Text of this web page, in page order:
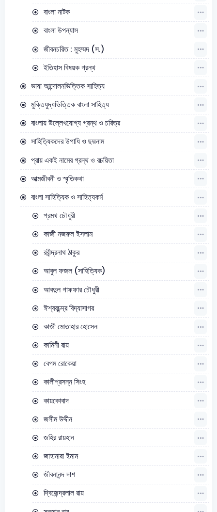
বাংলা নাটক
বাংলা উপন্যাস
জীবনচরিত : মুহম্মদ (স.)
ইতিহাস বিষয়ক গ্রন্থ
ভাষা আন্দোলনভিত্তিক সাহিত্য
মুক্তিযুদ্ধভিত্তিক বাংলা সাহিত্য
বাংলায় উল্লেখযোগ্য গ্রন্থ ও চরিত্র
সাহিত্যিকদের উপাধি ও ছদ্মনাম
প্রায় একই নামের গ্রন্থ ও রচয়িতা
আত্মজীবনী ও স্মৃতিকথা
বাংলা সাহিত্যিক ও সাহিত্যকর্ম
প্রমথ চৌধুরী
কাজী নজরুল ইসলাম
রবীন্দ্রনাথ ঠাকুর
আবুল ফজল (সাহিত্যিক)
আবদুল গাফফার চৌধুরী
ঈশ্বরচন্দ্র বিদ্যাসাগর
কাজী মোতাহার হোসেন
কামিনী রায়
বেগম রোকেয়া
কালীপ্রসন্ন সিংহ
কায়কোবাদ
জসীম উদ্দীন
জহির রায়হান
জাহানারা ইমাম
জীবনানন্দ দাশ
দ্বিজেন্দ্রলাল রায়